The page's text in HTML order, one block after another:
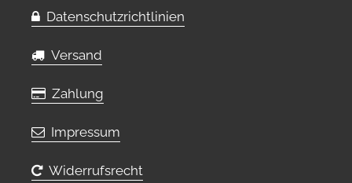
Datenschutzrichtlinien
Versand
Zahlung
Impressum
Widerrufsrecht